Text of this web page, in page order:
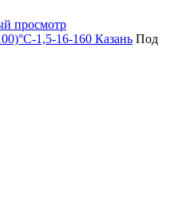
просмотр
1,5-16-160 Казань Под